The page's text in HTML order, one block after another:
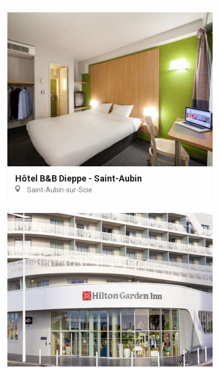
Hôtel B&B Dieppe - Saint-Aubin
Saint-Aubin-sur-Scie